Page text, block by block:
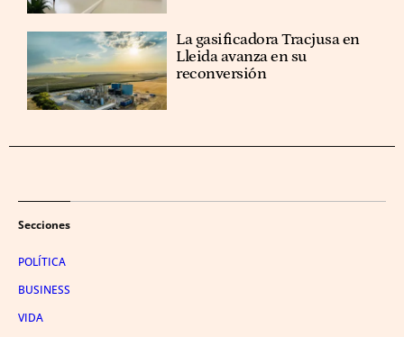
La gasificadora Tracjusa en
Lleida avanza en su
reconversión
Secciones
POLÍTICA
BUSINESS
VIDA